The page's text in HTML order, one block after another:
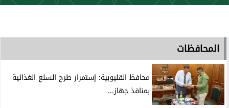
المحافظات
محافظ القليوبية: إستمرار طرح السلع الغذائية
بمنافذ جهاز...